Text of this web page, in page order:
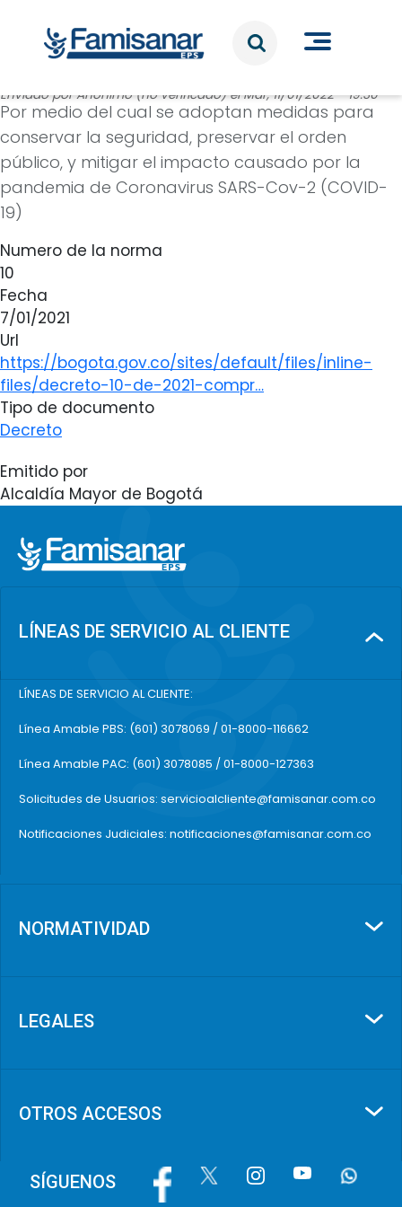
Enviado porAnónimo (no verificado)elMar, 11/01/2022 - 19:30
Por medio del cual se adoptan medidas para
conservar la seguridad, preservar el orden
público, y mitigar el impacto causado por la
pandemia de Coronavirus SARS-Cov-2 (COVID-
19)
Numero de la norma
10
Fecha
7/01/2021
Url
https://bogota.gov.co/sites/default/files/inline-
files/decreto-10-de-2021-compr…
Tipo de documento
Decreto
Emitido por
Alcaldía Mayor de Bogotá
LÍNEAS DE SERVICIO AL CLIENTE
LÍNEAS DE SERVICIO AL CLIENTE:
Línea Amable PBS: (601) 3078069 / 01-8000-116662
Línea Amable PAC: (601) 3078085 / 01-8000-127363
Solicitudes de Usuarios: servicioalcliente@famisanar.com.co
Notificaciones Judiciales: notificaciones@famisanar.com.co
NORMATIVIDAD
LEGALES
OTROS ACCESOS
SÍGUENOS Image Image Image Image Image